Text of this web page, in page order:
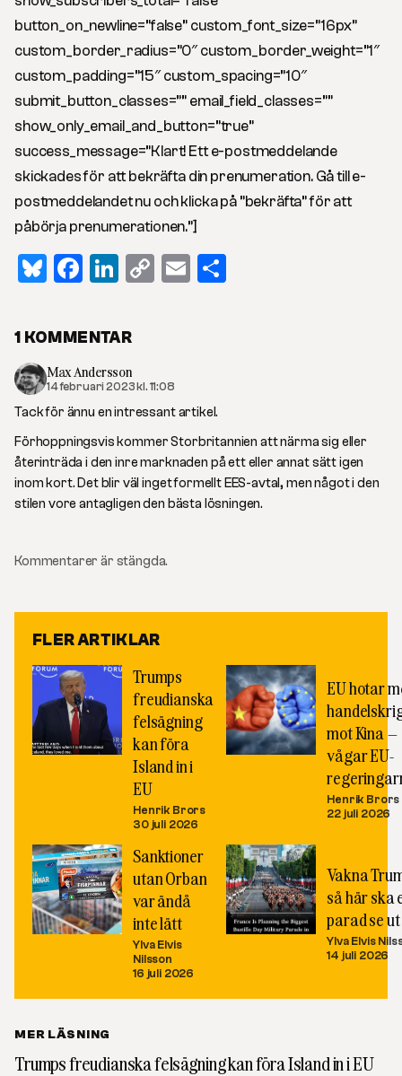
button_on_newline=”false” custom_font_size=”16px”
custom_border_radius=”0″ custom_border_weight=”1″
custom_padding=”15″ custom_spacing=”10″
submit_button_classes=”” email_field_classes=””
show_only_email_and_button=”true”
success_message=”Klart! Ett e-postmeddelande
skickades för att bekräfta din prenumeration. Gå till e-
postmeddelandet nu och klicka på ”bekräfta” för att
påbörja prenumerationen.”]
Bluesky
Facebook
LinkedIn
CopyEmail
1 KOMMENTAR
Max Andersson
14 februari 2023 kl. 11:08
Tack för ännu en intressant artikel.
Förhoppningsvis kommer Storbritannien att närma sig eller
återinträda i den inre marknaden på ett eller annat sätt igen
inom kort. Det blir väl inget formellt EES-avtal, men något i den
stilen vore antagligen den bästa lösningen.
Kommentarer är stängda.
FLER ARTIKLAR
Trumps
freudianska
felsägning
kan föra
Island in i
EU
Henrik Brors
30 juli 2026
EU hotar
mot Kina –
vågar EU-
Henrik Brors
22 juli 2026
Sanktioner
utan Orban
var ändå
inte lätt
Ylva Elvis
Nilsson
16 juli 2026
Vakna
så här ska
parad se ut
Ylva Elvis
14 juli 2026
MER LÄSNING
Trumps freudianska felsägning kan föra Island in i EU